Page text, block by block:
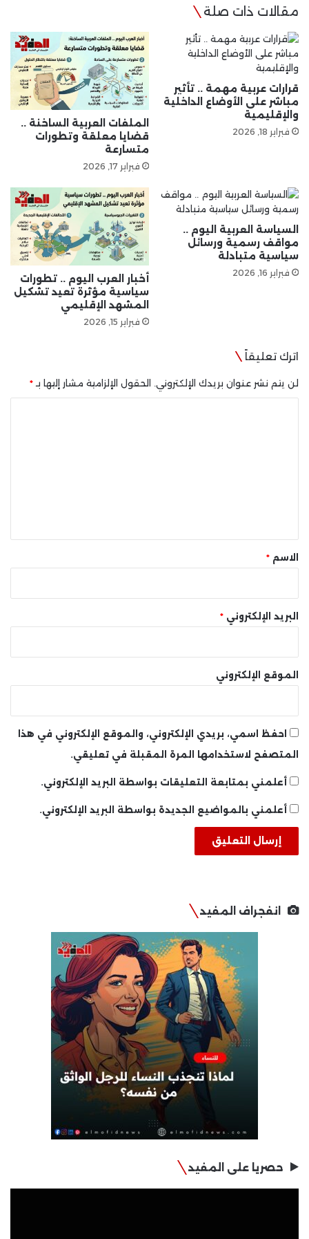
مقالات ذات صلة
قرارات عربية مهمة .. تأثير
مباشر على الأوضاع الداخلية
والإقليمية
فبراير 18, 2026
الملفات العربية الساخنة ..
قضايا معلقة وتطورات
متسارعة
فبراير 17, 2026
السياسة العربية اليوم ..
مواقف رسمية ورسائل
سياسية متبادلة
فبراير 16, 2026
أخبار العرب اليوم .. تطورات
سياسية مؤثرة تعيد تشكيل
المشهد الإقليمي
فبراير 15, 2026
اترك تعليقاً
لن يتم نشر عنوان بريدك الإلكتروني. الحقول الإلزامية مشار إليها بـ*
* الاسم *
البريد الإلكتروني *
الموقع الإلكتروني
احفظ اسمي، بريدي الإلكتروني، والموقع الإلكتروني في هذا
المتصفح لاستخدامها المرة المقبلة في تعليقي.
أعلمني بمتابعة التعليقات بواسطة البريد الإلكتروني.
أعلمني بالمواضيع الجديدة بواسطة البريد الإلكتروني.
انفجراف المفيد
حصريا على المفيد